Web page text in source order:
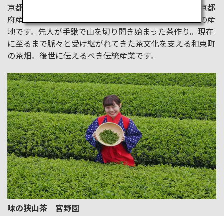
京都府和束町（わづかちょう）は、宇治茶の主産地で京都
府産茶葉の約半分を生産している高級煎茶（日本茶）の産
地です。先人が手鍬で山を切り開き始まった茶作り。現在
に至るまで脈々と受け継がれてきた茶文化を支える和束町
の茶畑。後世に伝えるべき伝統産業です。
味の狭山茶 宮野園